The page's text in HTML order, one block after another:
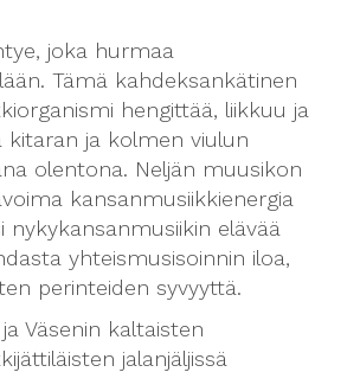
joka hurmaa
Tämä kahdeksankätinen
hengittää, liikkuu ja
kitaran ja kolmen viulun
olentona. Neljän muusikon
kansanmusiikkienergia
nykykansanmusiikin elävää
yhteismusisoinnin iloa,
perinteiden syvyyttä.
Väsenin kaltaisten
jalanjäljissä